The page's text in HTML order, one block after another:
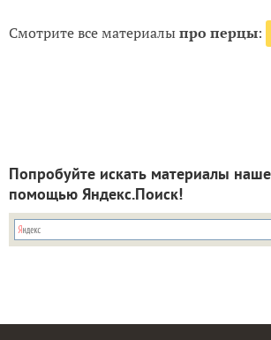
Смотрите все материалыпро перцы:
Попробуйте искать материалы
помощью Яндекс.Поиск!